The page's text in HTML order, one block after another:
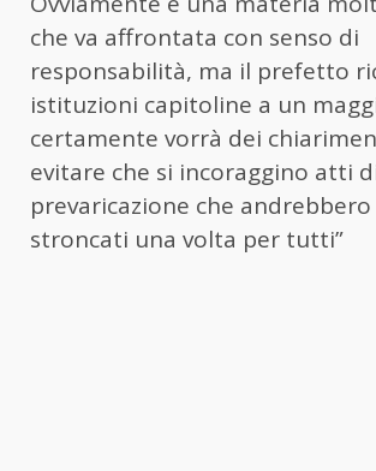
che va affrontata con senso di
responsabilità, ma il prefetto
istituzioni capitoline a un
certamente vorrà dei
evitare che si incoraggino atti
prevaricazione che
stroncati una volta per tutti”